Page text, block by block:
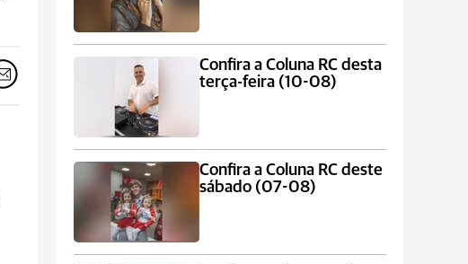
Confira a Coluna RC desta
terça-feira (10-08)
Confira a Coluna RC deste
sábado (07-08)